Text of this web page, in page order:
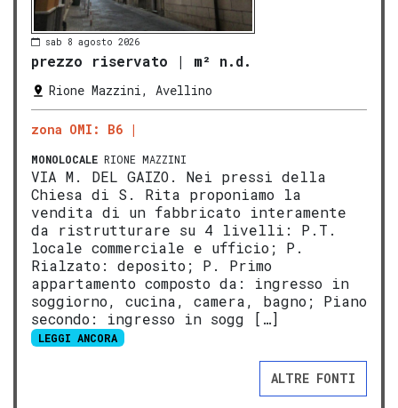
sab 8 agosto 2026
prezzo riservato | m² n.d.
Rione Mazzini, Avellino
zona OMI: B6
MONOLOCALE RIONE MAZZINI
VIA M. DEL GAIZO. Nei pressi della
Chiesa di S. Rita proponiamo la
vendita di un fabbricato interamente
da ristrutturare su 4 livelli: P.T.
locale commerciale e ufficio; P.
Rialzato: deposito; P. Primo
appartamento composto da: ingresso in
soggiorno, cucina, camera, bagno; Piano
secondo: ingresso in sogg […]
LEGGI ANCORA
ALTRE FONTI